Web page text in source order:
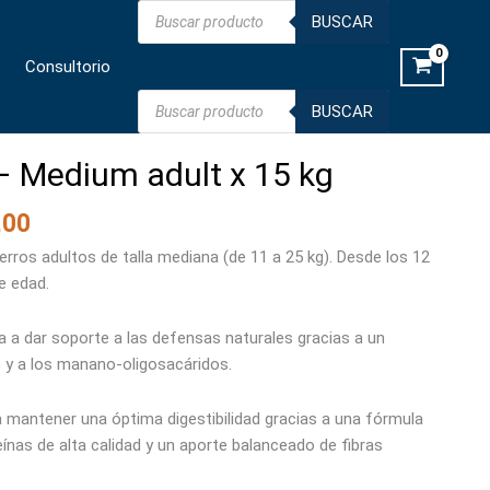
Consultorio
Búsqueda
productos
BUSCAR
Búsqueda
productos
BUSCAR
Medium adult x 15 kg
adultos de talla mediana (de 11 a 25 kg). Desde los 12
edad.
a dar soporte a las defensas naturales gracias a un
a los manano-oligosacáridos.
mantener una óptima digestibilidad gracias a una fórmula
de alta calidad y un aporte balanceado de fibras
Medium
adult
15
kg